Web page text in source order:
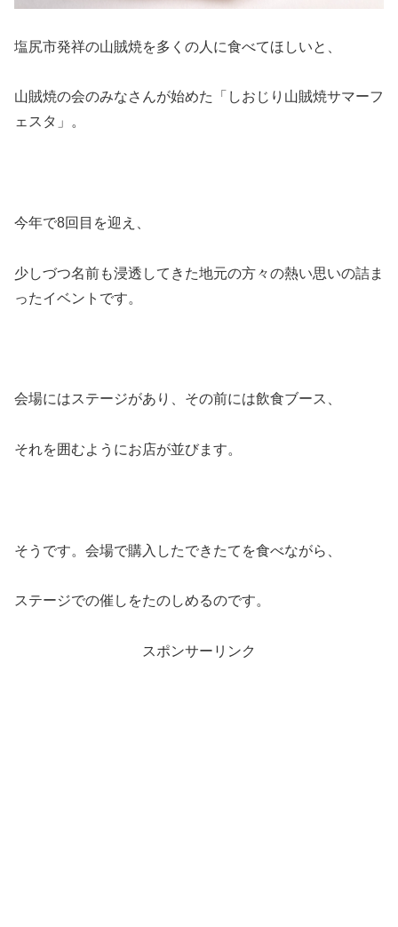
塩尻市発祥の山賊焼を多くの人に食べてほしいと、
山賊焼の会のみなさんが始めた「しおじり山賊焼サマーフ
ェスタ」。
今年で8回目を迎え、
少しづつ名前も浸透してきた地元の方々の熱い思いの詰ま
ったイベントです。
会場にはステージがあり、その前には飲食ブース、
それを囲むようにお店が並びます。
そうです。会場で購入したできたてを食べながら、
ステージでの催しをたのしめるのです。
スポンサーリンク